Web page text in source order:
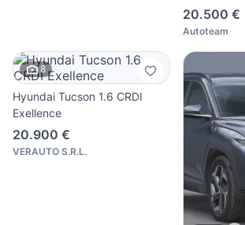
20.500 €
Autoteam
8
Hyundai Tucson 1.6 CRDI
Exellence
20.900 €
VERAUTO S.R.L.